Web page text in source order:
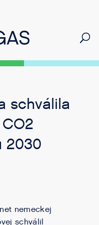
schválila
2030
nemeckej
schválil